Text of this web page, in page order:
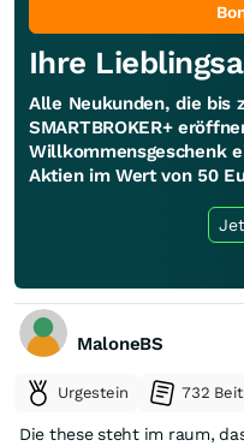
Ihre
Alle Neukunden, die bis
SMARTBROKER+
Willkommensgeschenk
Aktien im Wert von 50
MaloneBS
Urgestein 732
Die these steht im raum,